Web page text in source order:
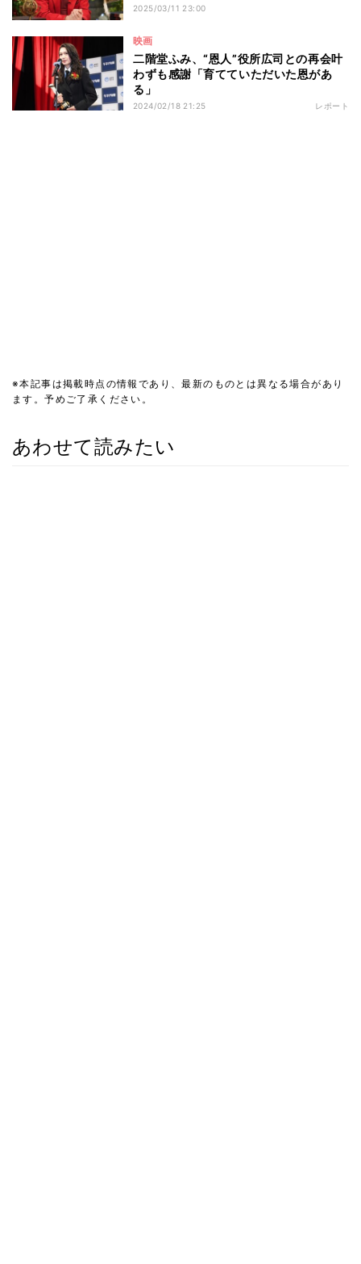
2025/03/11 23:00
映画
二階堂ふみ、“恩人”役所広司との再会叶
わずも感謝「育てていただいた恩があ
る」
2024/02/18 21:25 レポート
※本記事は掲載時点の情報であり、最新のものとは異なる場合があり
ます。予めご了承ください。
あわせて読みたい